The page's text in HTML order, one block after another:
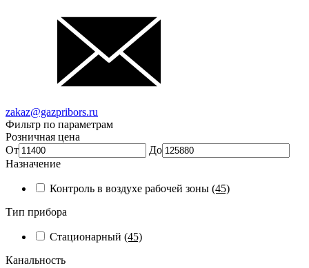
zakaz@gazpribors.ru
Фильтр по параметрам
Розничная цена
От
До
Назначение
Контроль в воздухе рабочей зоны (45)
Тип прибора
Стационарный (45)
Канальность